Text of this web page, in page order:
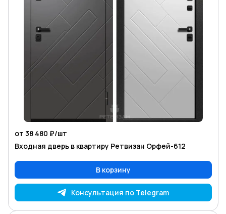
от 38 480 ₽/шт
Входная дверь в квартиру Ретвизан Орфей-612
В корзину
Консультация по Telegram